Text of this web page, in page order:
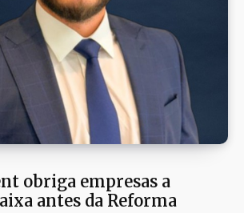
obriga empresas a
antes da Reforma